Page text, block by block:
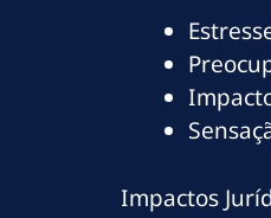
Impactos